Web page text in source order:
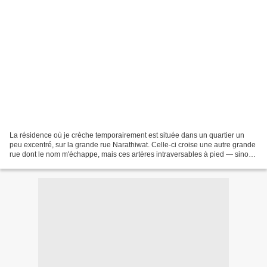
La résidence où je crèche temporairement est située dans un quartier un
peu excentré, sur la grande rue Narathiwat. Celle-ci croise une autre grande
rue dont le nom m'échappe, mais ces artères intraversables à pied — sinon